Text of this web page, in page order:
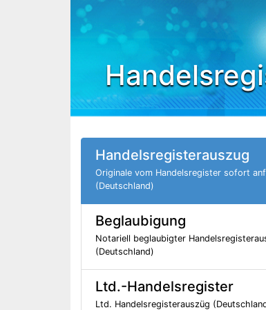
Handelsregisterauszug
Originale vom Handelsregister sofort
(Deutschland)
Beglaubigung
Notariell beglaubigter
(Deutschland)
Ltd.-Handelsregister
Ltd. Handelsregisterauszüg